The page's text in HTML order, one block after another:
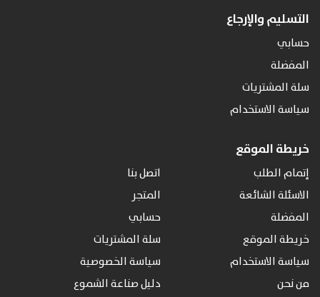
التسليم والإرجاع
حسابي
المفضلة
سلة المشتريات
سياسة الاستخدام
خريطة الموقع
إتمام الطلب
اتصل بنا
الاسئلة الشائعة
المتجر
المفضلة
حسابي
خريطة الموقع
سلة المشتريات
سياسة الاستخدام
سياسة الخصوصية
من نحن
دليل صناعة الشموع